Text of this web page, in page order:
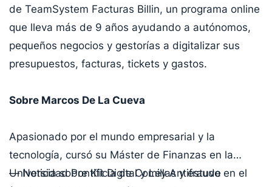
de TeamSystem Facturas Billin, un programa online
que lleva más de 9 años ayudando a autónomos,
pequeños negocios y gestorías a digitalizar sus
presupuestos, facturas, tickets y gastos.
Sobre Marcos De La Cueva
Apasionado por el mundo empresarial y la
tecnología, cursó su Máster de Finanzas en la
Universidad Pontificia de Comillas y estuvo en el
— Noticia sobre Kit Digital y Ley Antifraude